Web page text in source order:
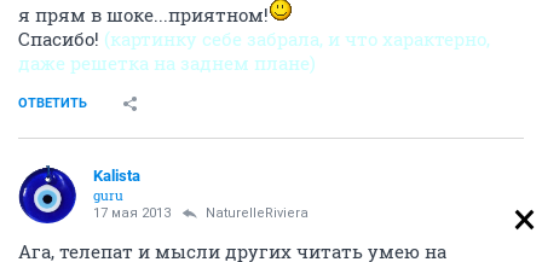
я прям в шоке...приятном!
Спасибо! (картинку себе забрала, и что характерно,
даже решетка на заднем плане)
ОТВЕТИТЬ
Kalista
guru
17 мая 2013 NaturelleRiviera
Ага, телепат и мысли других читать умею на